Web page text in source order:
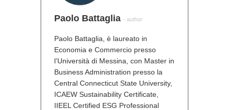
Paolo Battaglia - author
Paolo Battaglia, è laureato in
Economia e Commercio presso
l’Università di Messina, con Master in
Business Administration presso la
Central Connecticut State University,
ICAEW Sustainability Certificate,
IIEEL Certified ESG Professional